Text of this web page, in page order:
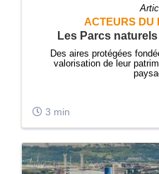
ACTEURS DU
Les Parcs
Des aires protégées
valorisation de leur
3 min